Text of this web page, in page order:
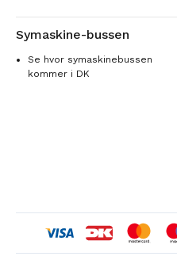
Symaskine-bussen
Se hvor symaskinebussen
kommer i DK